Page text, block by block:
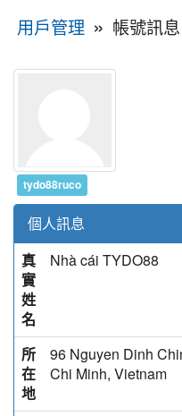
用戶管理 » 帳號訊息
tydo88ruco
個人訊息
真
實
姓
名
Nhà cái TYDO88
所
在
地
96 Nguyen Dinh
Chi Minh, Vietnam